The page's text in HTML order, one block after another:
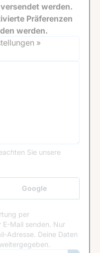
Sie unsere
Google
Anmeldung
per
Mail senden. Nur
Adresse. Deine Daten
werden.
Präferenzen
werden.
»